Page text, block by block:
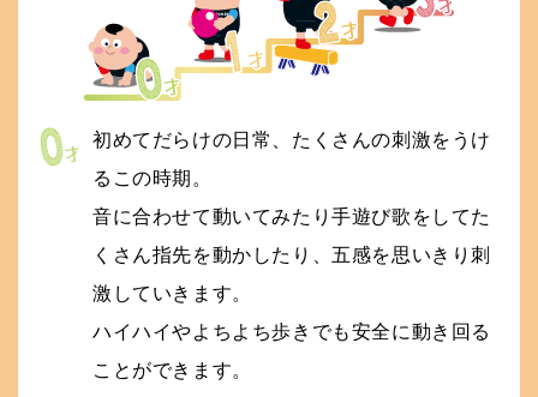
初めてだらけの日常、たくさんの刺激をうけ
るこの時期。
音に合わせて動いてみたり手遊び歌をしてた
くさん指先を動かしたり、五感を思いきり刺
激していきます。
ハイハイやよちよち歩きでも安全に動き回る
ことができます。